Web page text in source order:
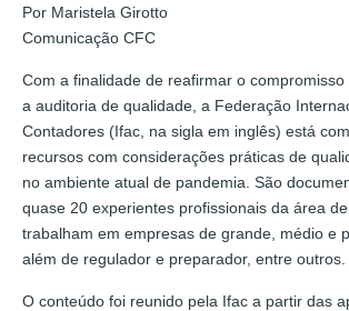
Por Maristela Girotto
Comunicação CFC
Com a finalidade de reafirmar o
a auditoria de qualidade, a Federação
Contadores (Ifac, na sigla em inglês) está
recursos com considerações práticas de
no ambiente atual de pandemia. São
quase 20 experientes profissionais da área
trabalham em empresas de grande, médio e
além de regulador e preparador, entre outros.
O conteúdo foi reunido pela Ifac a partir das